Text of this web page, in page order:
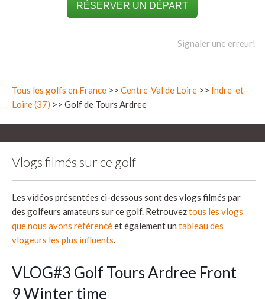
RÉSERVER UN DÉPART
Signaler une erreur!
Tous les golfs en France >> Centre-Val de Loire >> Indre-et-
Loire (37) >> Golf de Tours Ardree
Vlogs filmés sur ce golf
Les vidéos présentées ci-dessous sont des vlogs filmés par
des golfeurs amateurs sur ce golf. Retrouveztous les vlogs
que nous avons référencéet également un tableau des
vlogeurs les plus influents.
VLOG#3 Golf Tours Ardree Front
9 Winter time